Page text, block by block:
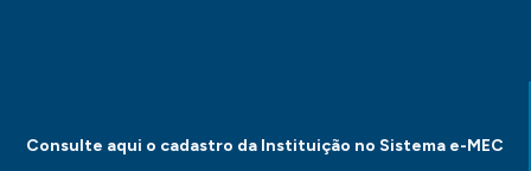
Consulte aqui o cadastro da Instituição no Sistema e-MEC